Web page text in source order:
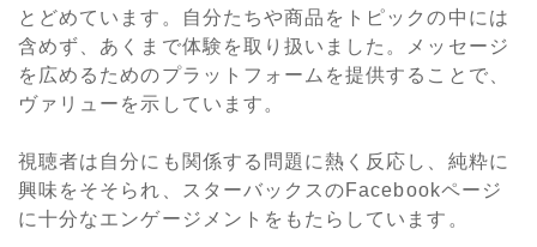
とどめています。自分たちや商品をトピックの中には
含めず、あくまで体験を取り扱いました。メッセージ
を広めるためのプラットフォームを提供することで、
ヴァリューを示しています。
視聴者は自分にも関係する問題に熱く反応し、純粋に
興味をそそられ、スターバックスのFacebookページ
に十分なエンゲージメントをもたらしています。